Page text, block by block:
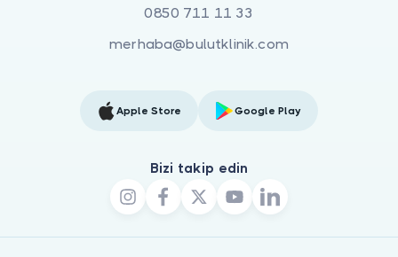
0850 711 11 33
merhaba@bulutklinik.com
Apple Store Google Play
Bizi takip edin